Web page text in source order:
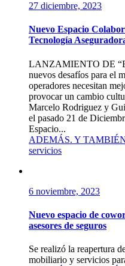
27 diciembre, 2023
Nuevo Espacio
Tecnología
LANZAMIENTO DE
nuevos desafíos para el
operadores necesitan
provocar un cambio
Marcelo Rodriguez y
el pasado 21 de
Espacio...
ADEMÁS. Y
servicios
6 noviembre, 2023
Nuevo espacio de
asesores de seguros
Se realizó la reapertura
mobiliario y servicios